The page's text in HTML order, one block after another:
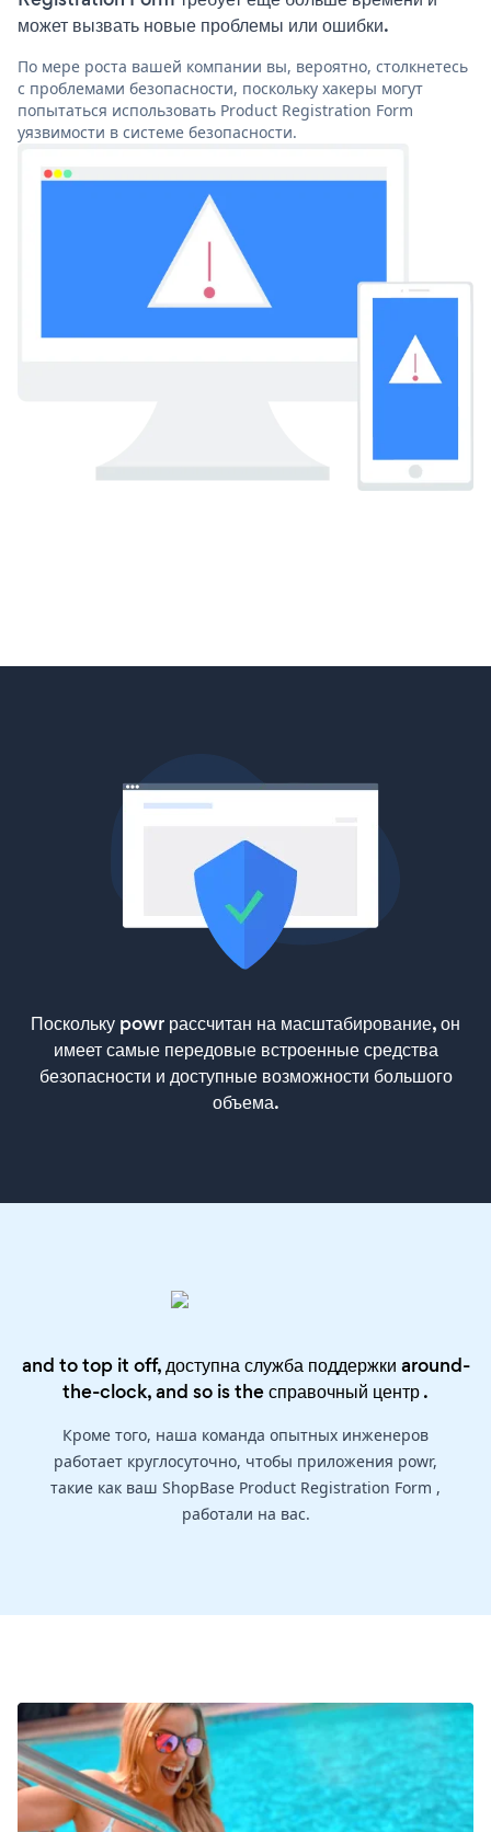
может вызвать новые проблемы или ошибки.
По мере роста вашей компании вы, вероятно, столкнетесь
с проблемами безопасности, поскольку хакеры могут
попытаться использовать Product Registration Form
уязвимости в системе безопасности.
Поскольку powr рассчитан на масштабирование, он
имеет самые передовые встроенные средства
безопасности и доступные возможности большого
объема.
and to top it off, доступна служба поддержки around-
the-clock, and so is theсправочный центр.
Кроме того, наша команда опытных инженеров
работает круглосуточно, чтобы приложения powr,
такие как ваш ShopBase Product Registration Form ,
работали на вас.